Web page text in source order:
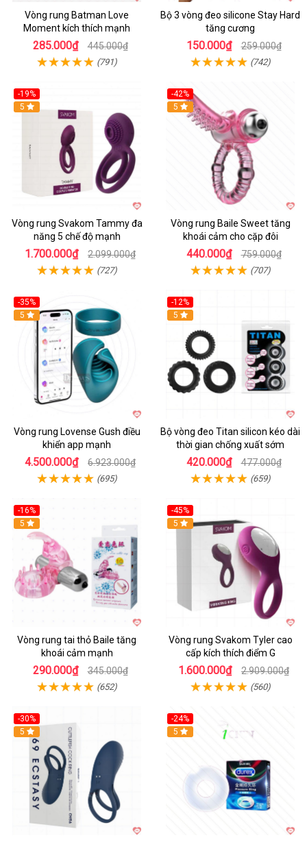
Vòng rung Batman Love
Moment kích thích mạnh
285.000₫ 445.000₫
(791)
Bộ 3 vòng đeo silicone Stay Hard
tăng cương
150.000₫ 259.000₫
(742)
-19%
5
Vòng rung Svakom Tammy đa
năng 5 chế độ mạnh
1.700.000₫ 2.099.000₫
(727)
-42%
5
Vòng rung Baile Sweet tăng
khoái cảm cho cặp đôi
440.000₫ 759.000₫
(707)
-35%
Hot
5
Vòng rung Lovense Gush điều
khiển app mạnh
4.500.000₫ 6.923.000₫
(695)
-12%
5
Bộ vòng đeo Titan silicon kéo dài
thời gian chống xuất sớm
420.000₫ 477.000₫
(659)
-16%
Hot
5
Vòng rung tai thỏ Baile tăng
khoái cảm mạnh
290.000₫ 345.000₫
(652)
-45%
5
Vòng rung Svakom Tyler cao
cấp kích thích điểm G
1.600.000₫ 2.909.000₫
(560)
-30%
Hot
5
-24%
5